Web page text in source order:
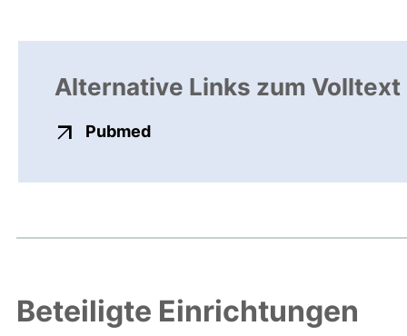
Alternative Links zum Volltext
Pubmedexterner Link, öffnet neues
Beteiligte Einrichtungen